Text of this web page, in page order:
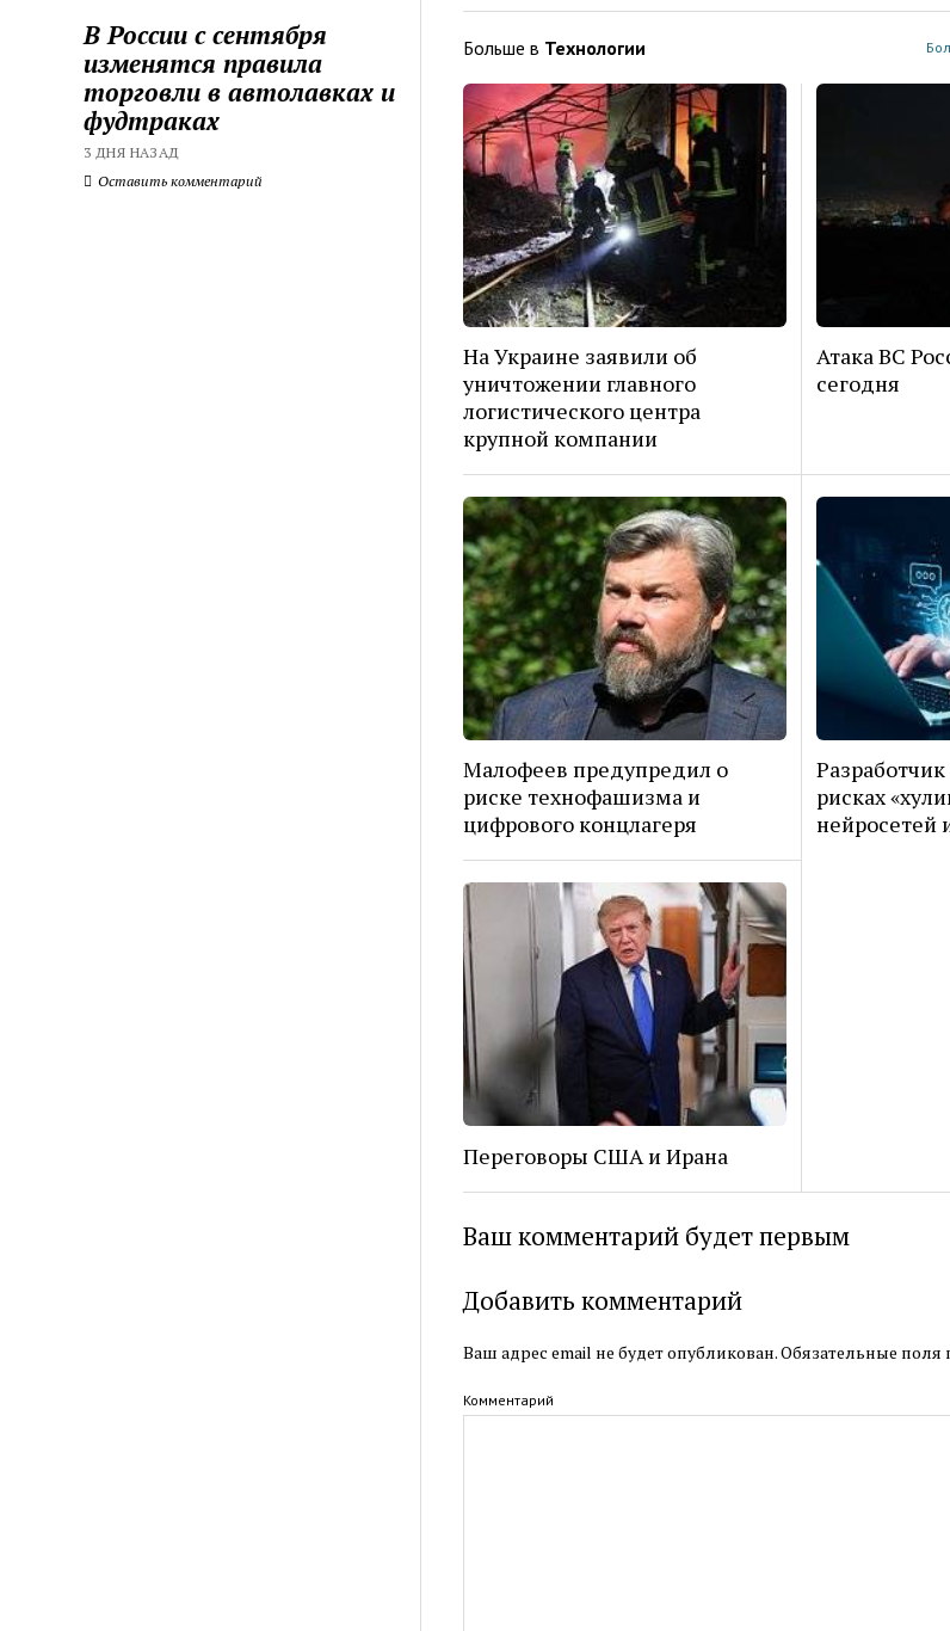
В России с сентября
изменятся правила
торговли в автолавках и
фудтраках
3 ДНЯ НАЗАД
Оставить комментарий
Больше в Технологии
На Украине заявили об
уничтожении главного
логистического центра
крупной компании
Атака ВС
сегодня
Малофеев предупредил о
риске технофашизма и
цифрового концлагеря
рисках
нейросетей
Переговоры США и Ирана
Ваш комментарий будет первым
Добавить комментарий
Ваш адрес email не будет опубликован.Обязательные поля
Комментарий